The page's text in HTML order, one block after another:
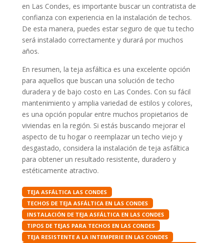
en Las Condes, es importante buscar un contratista de
confianza con experiencia en la instalación de techos.
De esta manera, puedes estar seguro de que tu techo
será instalado correctamente y durará por muchos
años.
En resumen, la teja asfáltica es una excelente opción
para aquellos que buscan una solución de techo
duradera y de bajo costo en Las Condes. Con su fácil
mantenimiento y amplia variedad de estilos y colores,
es una opción popular entre muchos propietarios de
viviendas en la región. Si estás buscando mejorar el
aspecto de tu hogar o reemplazar un techo viejo y
desgastado, considera la instalación de teja asfáltica
para obtener un resultado resistente, duradero y
estéticamente atractivo.
TEJA ASFÁLTICA LAS CONDES
TECHOS DE TEJA ASFÁLTICA EN LAS CONDES
INSTALACIÓN DE TEJA ASFÁLTICA EN LAS CONDES
TIPOS DE TEJAS PARA TECHOS EN LAS CONDES
TEJA RESISTENTE A LA INTEMPERIE EN LAS CONDES